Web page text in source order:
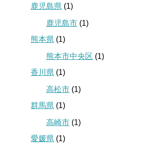
鹿児島県 (1)
鹿児島市 (1)
熊本県 (1)
熊本市中央区 (1)
香川県 (1)
高松市 (1)
群馬県 (1)
高崎市 (1)
愛媛県 (1)